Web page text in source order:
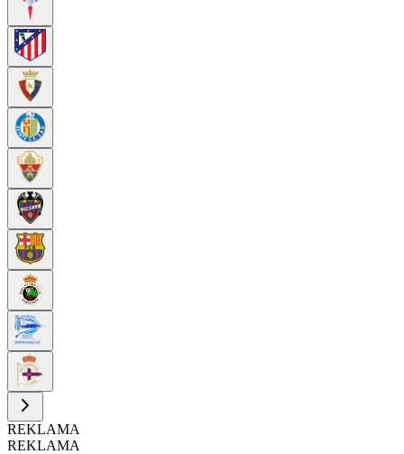
REKLAMA
REKLAMA